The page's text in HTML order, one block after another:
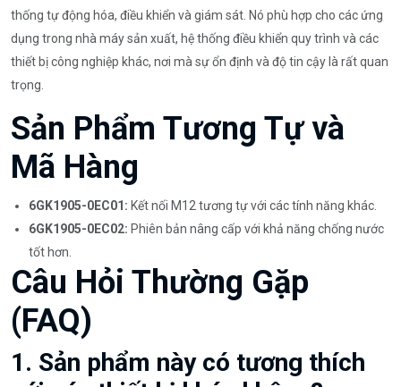
thống tự động hóa, điều khiển và giám sát. Nó phù hợp cho các ứng
dụng trong nhà máy sản xuất, hệ thống điều khiển quy trình và các
thiết bị công nghiệp khác, nơi mà sự ổn định và độ tin cậy là rất quan
trọng.
Sản Phẩm Tương Tự và
Mã Hàng
6GK1905-0EC01: Kết nối M12 tương tự với các tính năng khác.
6GK1905-0EC02: Phiên bản nâng cấp với khả năng chống nước
tốt hơn.
Câu Hỏi Thường Gặp
(FAQ)
1. Sản phẩm này có tương thích